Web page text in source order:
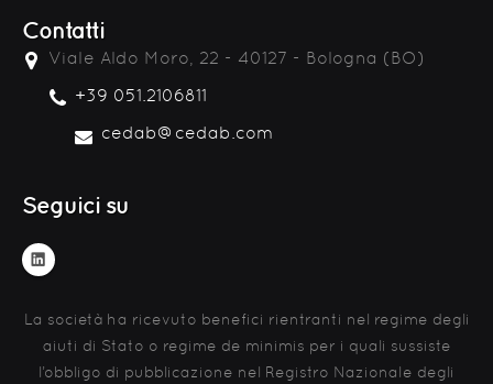
Contatti
Viale Aldo Moro, 22 - 40127 - Bologna (BO)
+39 051.2106811
cedab@cedab.com
Seguici su
La società ha ricevuto benefici rientranti nel regime degli
aiuti di Stato o regime de minimis per i quali sussiste
l’obbligo di pubblicazione nel Registro Nazionale degli